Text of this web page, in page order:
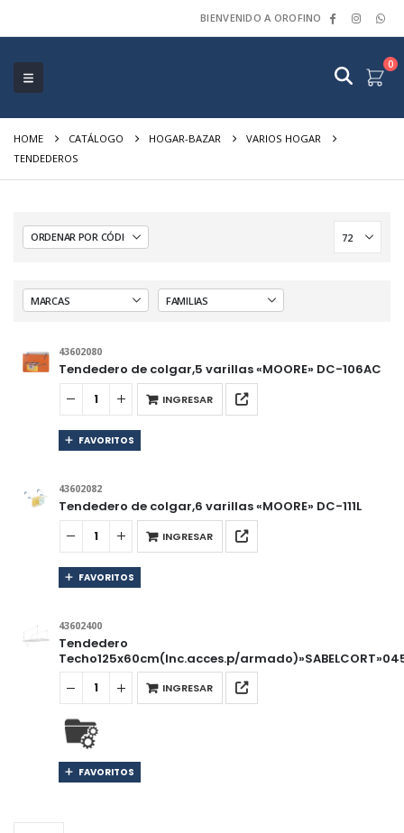
BIENVENIDO A OROFINO
0
HOME CATÁLOGO HOGAR-BAZAR
VARIOS HOGAR
TENDEDEROS
43602080
Tendedero de colgar,5 varillas «MOORE» DC-106AC
INGRESAR
FAVORITOS
43602082
Tendedero de colgar,6 varillas «MOORE» DC-111L
INGRESAR
FAVORITOS
43602400
Tendedero
Techo125x60cm(Inc.acces.p/
INGRESAR
FAVORITOS